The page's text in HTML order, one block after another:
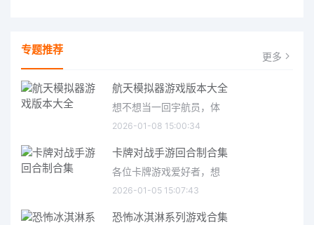
专题推荐 更多
航天模拟器游戏版本大全
想不想当一回宇航员，体
2026-01-08 15:00:34
卡牌对战手游回合制合集
各位卡牌游戏爱好者，想
2026-01-05 15:07:43
恐怖冰淇淋系列游戏合集